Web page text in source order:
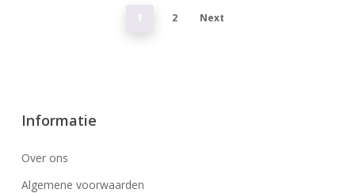
1 2 Next
Informatie
Over ons
Algemene voorwaarden